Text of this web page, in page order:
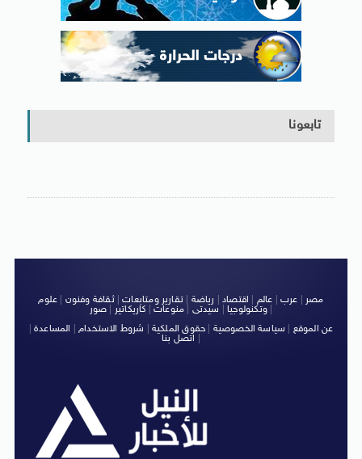
تابعونا
مصر عرب عالم اقتصاد رياضة |تقارير ومتابعات|ثقافة وفنون
علوم
وتكنولوجيا| سيدتى منوعات كاريكاتير صور
|
عن الموقع
سياسة الخصوصية حقوق الملكية شروط الاستخدام| المساعدة|
اتصل بنا